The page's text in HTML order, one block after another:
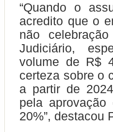
“Quando o
acredito que o
não
Judiciário,
volume de R$
certeza sobre o
a partir de
pela
20%”, destacou